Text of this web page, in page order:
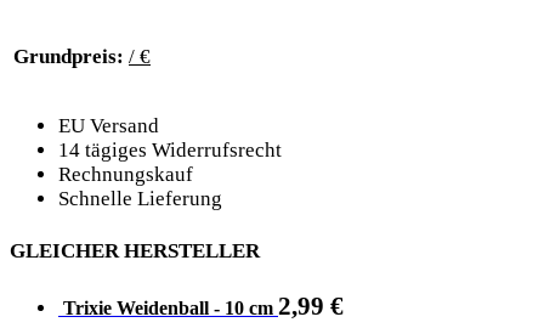
Grundpreis: / €
EU Versand
14 tägiges Widerrufsrecht
Rechnungskauf
Schnelle Lieferung
GLEICHER HERSTELLER
Trixie Weidenball - 10 cm 2,99 €